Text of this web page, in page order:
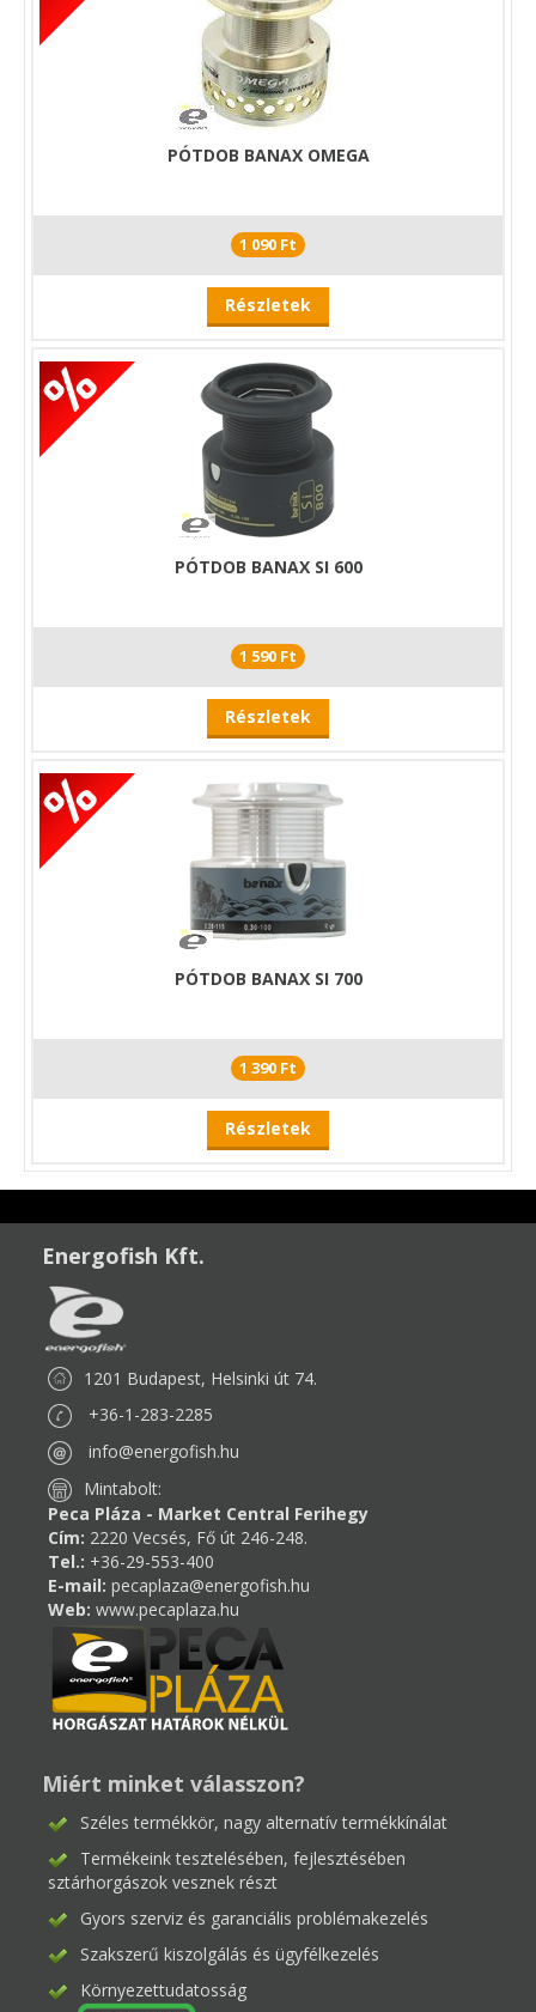
PÓTDOB BANAX OMEGA
1 090 Ft
Részletek
PÓTDOB BANAX SI 600
1 590 Ft
Részletek
PÓTDOB BANAX SI 700
1 390 Ft
Részletek
Energofish Kft.
1201 Budapest, Helsinki út 74.
+36-1-283-2285
info@energofish.hu
Mintabolt:
Peca Pláza - Market Central Ferihegy
Cím: 2220 Vecsés, Fő út 246-248.
Tel.: +36-29-553-400
E-mail: pecaplaza@energofish.hu
Web: www.pecaplaza.hu
Miért minket válasszon?
Széles termékkör, nagy alternatív termékkínálat
Termékeink tesztelésében, fejlesztésében
sztárhorgászok vesznek részt
Gyors szerviz és garanciális problémakezelés
Szakszerű kiszolgálás és ügyfélkezelés
Környezettudatosság